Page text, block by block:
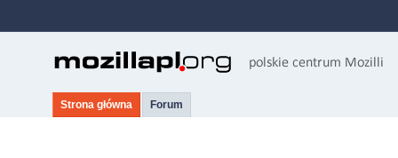
Strona główna Forum